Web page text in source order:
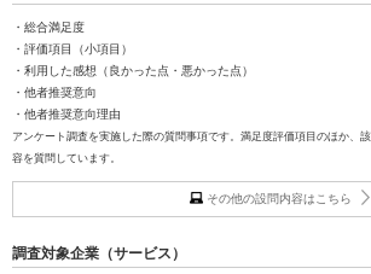
・総合満足度
・評価項目（小項目）
・利用した感想（良かった点・悪かった点）
・他者推奨意向
・他者推奨意向理由
アンケート調査を実施した際の質問事項です。満足度評価項目のほか、
容を質問しています。
その他の設問内容はこちら
調査対象企業（サービス）